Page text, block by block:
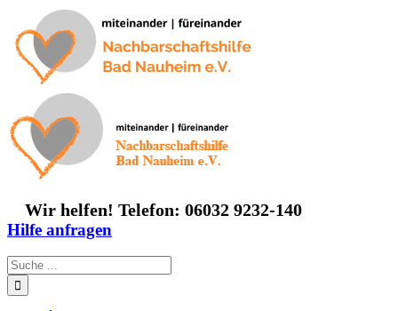
Inhalt
springen
Wir helfen! Telefon: 06032 9232-140
Hilfe anfragen
Suche
nach: